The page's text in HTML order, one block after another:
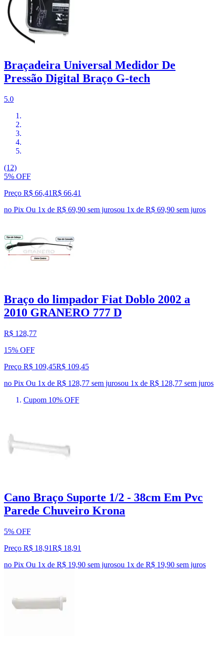
Braçadeira Universal Medidor De
Pressão Digital Braço G-tech
5.0
(12)
5% OFF
Preço R$ 66,41R$ 66,41
no Pix Ou 1x de R$ 69,90 sem jurosou 1x de R$ 69,90 sem juros
Braço do limpador Fiat Doblo 2002 a
2010 GRANERO 777 D
R$ 128,77
15% OFF
Preço R$ 109,45R$ 109,45
no Pix Ou 1x de R$ 128,77 sem jurosou 1x de R$ 128,77 sem juros
Cupom 10% OFF
Cano Braço Suporte 1/2 - 38cm Em Pvc
Parede Chuveiro Krona
5% OFF
Preço R$ 18,91R$ 18,91
no Pix Ou 1x de R$ 19,90 sem jurosou 1x de R$ 19,90 sem juros